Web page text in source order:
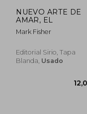
NUEVO ARTE DE
AMAR, EL
Mark Fisher
Editorial Sirio, Tapa
Blanda, Usado